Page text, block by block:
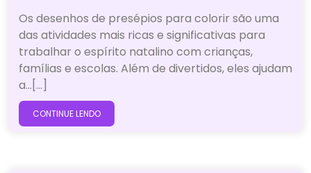
Os desenhos de presépios para colorir são uma
das atividades mais ricas e significativas para
trabalhar o espírito natalino com crianças,
famílias e escolas. Além de divertidos, eles ajudam
a…[...]
CONTINUE LENDO